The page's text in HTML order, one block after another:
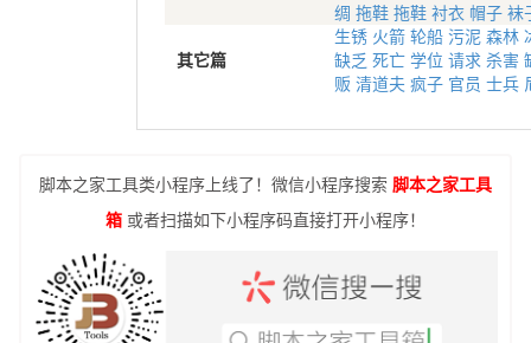
绸 拖鞋 拖鞋 衬衣 帽子 袜
其它篇
生锈 火箭 轮船 污泥 森林
缺乏 死亡 学位 请求 杀害
贩 清道夫 疯子 官员 士兵
脚本之家工具类小程序上线了！微信小程序搜索 脚本之家工具
箱 或者扫描如下小程序码直接打开小程序！